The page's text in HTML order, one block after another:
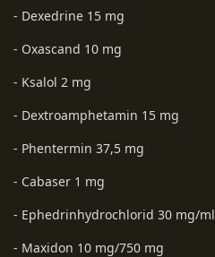
- Dexedrine 15 mg
- Oxascand 10 mg
- Ksalol 2 mg
- Dextroamphetamin 15 mg
- Phentermin 37,5 mg
- Cabaser 1 mg
- Ephedrinhydrochlorid 30 mg/ml
- Maxidon 10 mg/750 mg